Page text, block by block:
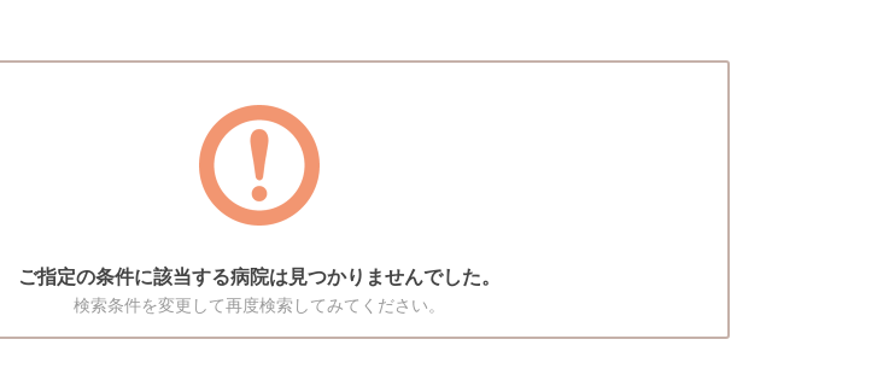
ご指定の条件に該当する病院は見つかりませんでした。
検索条件を変更して再度検索してみてください。